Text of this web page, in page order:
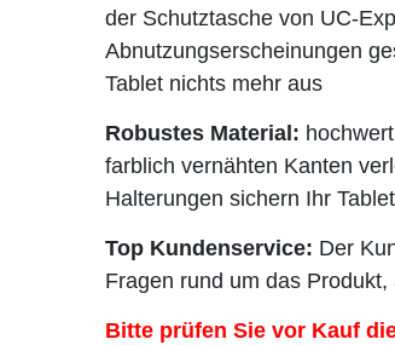
der Schutztasche von UC-
Abnutzungserscheinungen
Tablet nichts mehr aus
Robustes Material:
farblich vernähten Kanten
Halterungen sichern Ihr
Top Kundenservice: Der
Fragen rund um das
Bitte prüfen Sie vor Kauf